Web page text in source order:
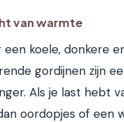
van warmte
een koele, donkere
gordijnen zijn
Als je last hebt
oordopjes of een